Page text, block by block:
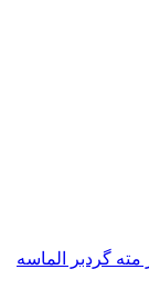
مته گردبر الماسه